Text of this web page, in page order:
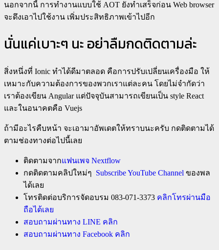
นอกจากนี้ การทำงานแบบใช้ AOT ยังทำเสร็จก่อน Web browser
จะดึงเอาไปใช้งาน เพิ่มประสิทธิภาพเข้าไปอีก
นั่นแค่เบาะๆ นะ อย่าลืมกดติดตามล่ะ
สิ่งหนึ่งที่ Ionic ทำได้ดีมาตลอด คือการปรับเปลี่ยนเครื่องมือ ให้
เหมาะกับความต้องการของพวกเราแต่ละคน โดยไม่จำกัดว่า
เราต้องเขียน Angular แต่ปัจจุบันสามารถเขียนเป็น style React
และในอนาคตคือ Vuejs
ถ้ามีอะไรคืบหน้า จะเอามาอัพเดตให้ทราบนะครับ กดติดตามได้
ตามช่องทางต่อไปนี้เลย
ติดตามจากแฟนเพจ Nextflow
กดติดตามคลิปใหม่ๆ Subscribe YouTube Channel ของพล
ได้เลย
โทรติดต่อบริการจัดอบรม 083-071-3373 คลิกโทรผ่านมือ
ถือได้เลย
สอบถามผ่านทาง LINE คลิก
สอบถามผ่านทาง Facebook คลิก